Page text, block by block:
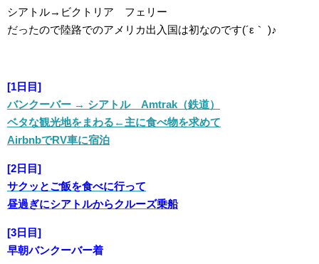
シアトル→ビクトリア フェリー
だったので陸路でのアメリカ出入国は初なのです(´ε｀ )♪
[1日目]
バンクーバー → シアトル Amtrak（鉄道）
ベタな観光地をまわる←主に食べ物を求めて
AirbnbでRV車に宿泊
[2日目]
サクッとご飯を食べに行って
昼過ぎにシアトルからクルーズ乗船
[3日目]
早朝バンクーバー着